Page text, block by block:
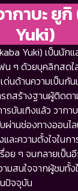
กาบะ ยู
Yuki)
Yuki) เป็นนัก
น ๆ ด้วยบุคลิกสด
ด่นด้านความเป็นกัน
รถสร้างฐานผู้ติดต
บันเทิงแล้ว วากา
านช่องทางออนไ
ะความตั้งใจในกา
อย ๆ จนกลายเป็
ามสนใจจากผู้ชมทั้
ปัจจุบัน